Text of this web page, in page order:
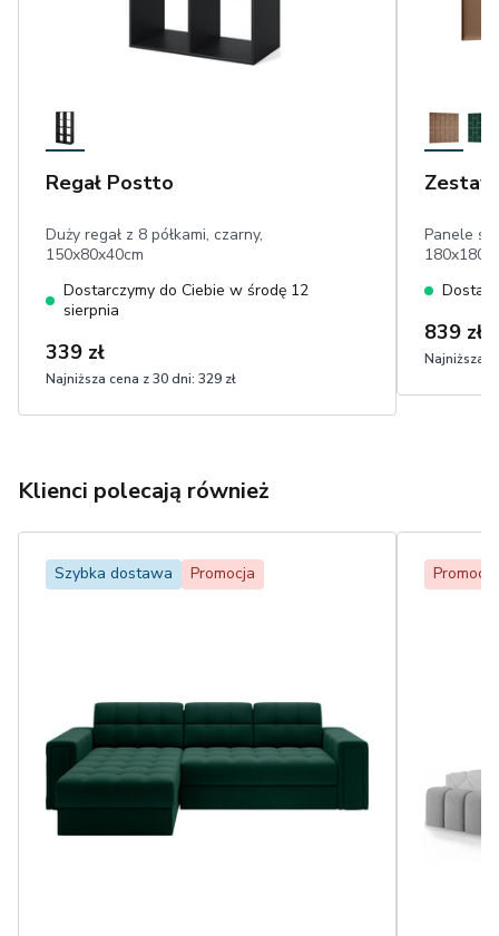
Regał Postto
Duży regał z 8 półkami, czarny,
150x80x40cm
Dostarczymy do Ciebie w środę 12
sierpnia
339 zł
Najniższa cena z 30 dni: 329 zł
Panele
180x180
839 zł
Najniższa
Klienci polecają również
Szybka dostawa Promocja Promocja